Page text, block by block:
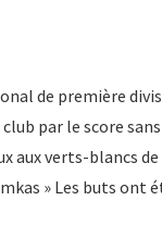
de première
par le score
aux verts-blancs
» Les buts ont